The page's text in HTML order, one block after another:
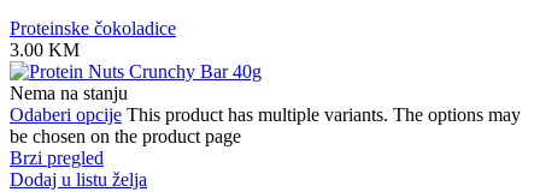
Proteinske čokoladice
3.00 KM
Nema na stanju
Odaberi opcije This product has multiple variants. The options may
be chosen on the product page
Brzi pregled
Dodaj u listu želja